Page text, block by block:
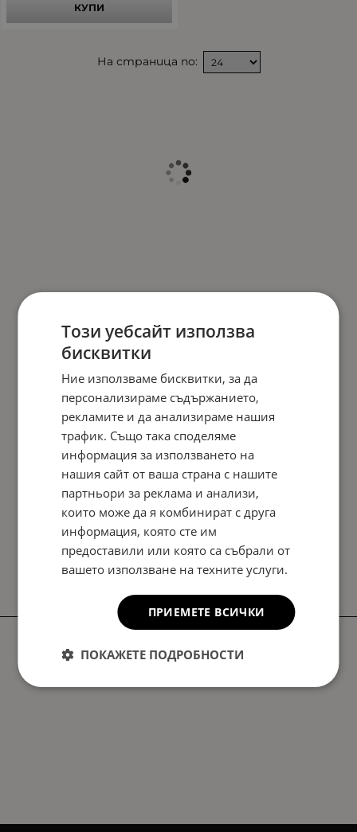
КУПИ
На страница по:
Този уебсайт използва
бисквитки
Ние използваме бисквитки, за да
персонализираме съдържанието,
рекламите и да анализираме нашия
трафик. Също така споделяме
информация за използването на
нашия сайт от ваша страна с нашите
партньори за реклама и анализи,
които може да я комбинират с друга
информация, която сте им
предоставили или която са събрали от
вашето използване на техните услуги.
ПРИЕМЕТЕ ВСИЧКИ
ПОКАЖЕТЕ ПОДРОБНОСТИ